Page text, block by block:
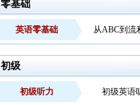
零基础
英语零基础 从ABC到流
初级
初级听力 初级英语